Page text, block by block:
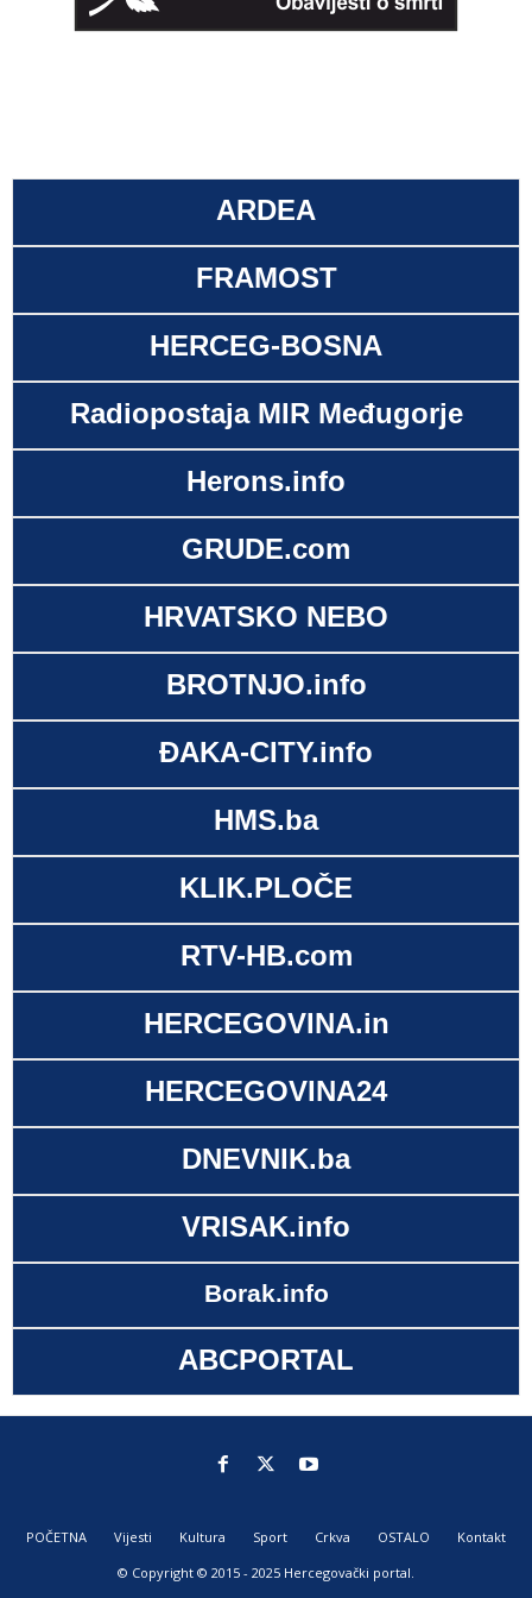
ARDEA
FRAMOST
HERCEG-BOSNA
Radiopostaja MIR Međugorje
Herons.info
GRUDE.com
HRVATSKO NEBO
BROTNJO.info
ĐAKA-CITY.info
HMS.ba
KLIK.PLOČE
RTV-HB.com
HERCEGOVINA.in
HERCEGOVINA24
DNEVNIK.ba
VRISAK.info
Borak.info
ABCPORTAL
POČETNA Vijesti Kultura Sport Crkva OSTALO
Kontakt
© Copyright © 2015 - 2025 Hercegovački portal.